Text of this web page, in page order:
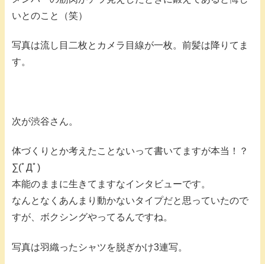
いとのこと（笑）
写真は流し目二枚とカメラ目線が一枚。前髪は降りてま
す。
次が渋谷さん。
体づくりとか考えたことないって書いてますが本当！？
∑(ﾟДﾟ)
本能のままに生きてますなインタビューです。
なんとなくあんまり動かないタイプだと思っていたので
すが、ボクシングやってるんですね。
写真は羽織ったシャツを脱ぎかけ3連写。